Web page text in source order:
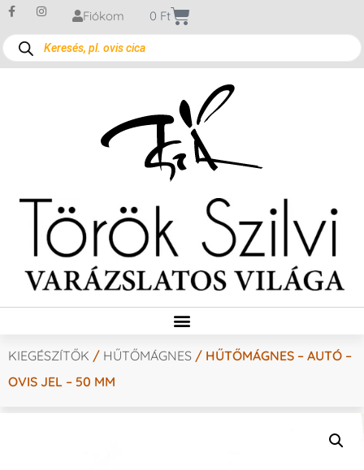
Fiókom 0 Ft
KIEGÉSZÍTŐK / HŰTŐMÁGNES / HŰTŐMÁGNES – AUTÓ –
OVIS JEL – 50 MM